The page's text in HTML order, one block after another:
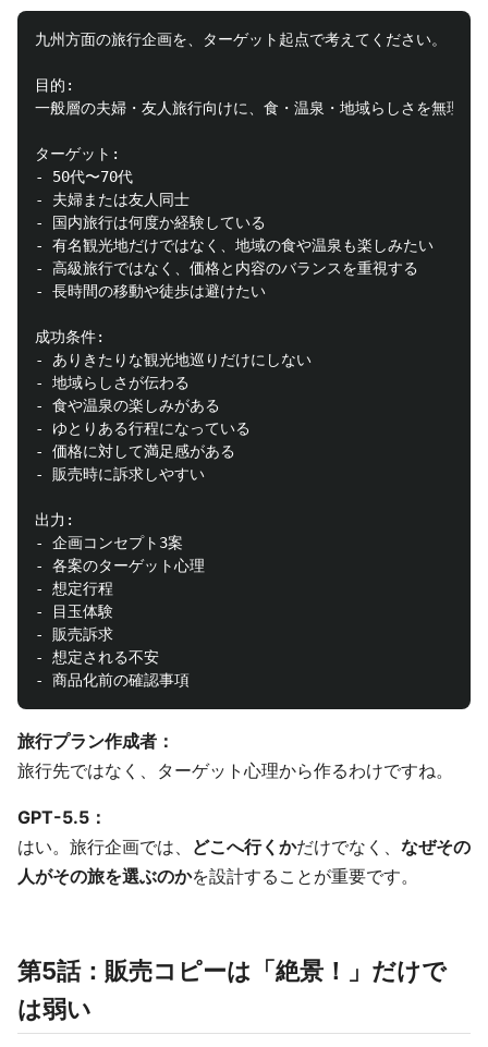
九州方面の旅行企画を、ターゲット起点で考えてください。
目的:
一般層の夫婦・友人旅行向けに、食・温泉・地域らしさを無理な
ターゲット:
- 50代〜70代
- 夫婦または友人同士
- 国内旅行は何度か経験している
- 有名観光地だけではなく、地域の食や温泉も楽しみたい
- 高級旅行ではなく、価格と内容のバランスを重視する
- 長時間の移動や徒歩は避けたい
成功条件:
- ありきたりな観光地巡りだけにしない
- 地域らしさが伝わる
- 食や温泉の楽しみがある
- ゆとりある行程になっている
- 価格に対して満足感がある
- 販売時に訴求しやすい
出力:
- 企画コンセプト3案
- 各案のターゲット心理
- 想定行程
- 目玉体験
- 販売訴求
- 想定される不安
旅行プラン作成者：
旅行先ではなく、ターゲット心理から作るわけですね。
GPT-5.5：
はい。旅行企画では、 どこへ行くかだけでなく、 なぜその
人がその旅を選ぶのかを設計することが重要です。
第5話：販売コピーは「絶景！」だけで
は弱い